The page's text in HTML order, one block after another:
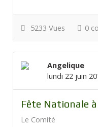
5233 Vues 0
Angelique
lundi 22 juin
Fête Nationale
Le Comité